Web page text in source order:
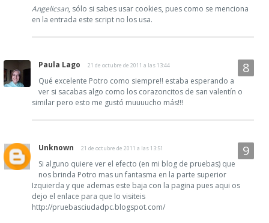
Angelicsan, sólo si sabes usar cookies, pues como se menciona
en la entrada este script no los usa.
Paula Lago 21 de octubre de 2011 a las 13:44
Qué excelente Potro como siempre!! estaba esperando a
ver si sacabas algo como los corazoncitos de san valentín o
similar pero esto me gustó muuuucho más!!!
Unknown 21 de octubre de 2011 a las 13:51
Si alguno quiere ver el efecto (en mi blog de pruebas) que
nos brinda Potro mas un fantasma en la parte superior
Izquierda y que ademas este baja con la pagina pues aqui os
dejo el enlace para que lo visiteis
http://pruebasciudadpc.blogspot.com/